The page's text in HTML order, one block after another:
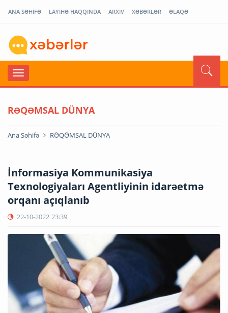
ANA SƏHİFƏ LAYİHƏ HAQQINDA ARXİV XƏBƏRLƏR ƏLAQƏ
RƏQƏMSAL DÜNYA
Ana Səhifə RƏQƏMSAL DÜNYA
İnformasiya Kommunikasiya
Texnologiyaları Agentliyinin idarəetmə
orqanı açıqlanıb
22-10-2022 23:39